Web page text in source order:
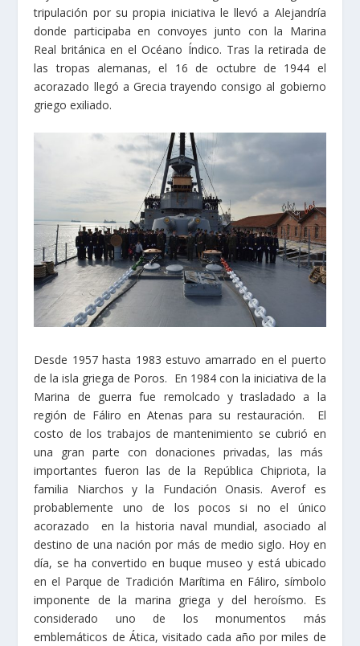
tripulación por su propia iniciativa le llevó a Alejandría
donde participaba en convoyes junto con la Marina
Real británica en el Océano Índico. Tras la retirada de
las tropas alemanas, el 16 de octubre de 1944 el
acorazado llegó a Grecia trayendo consigo al gobierno
griego exiliado.
Desde 1957 hasta 1983 estuvo amarrado en el puerto
de la isla griega de Poros. En 1984 con la iniciativa de la
Marina de guerra fue remolcado y trasladado a la
región de Fáliro en Atenas para su restauración. El
costo de los trabajos de mantenimiento se cubrió en
una gran parte con donaciones privadas, las más
importantes fueron las de la República Chipriota, la
familia Niarchos y la Fundación Onasis. Averof es
probablemente uno de los pocos si no el único
acorazado en la historia naval mundial, asociado al
destino de una nación por más de medio siglo. Hoy en
día, se ha convertido en buque museo y está ubicado
en el Parque de Tradición Marítima en Fáliro, símbolo
imponente de la marina griega y del heroísmo. Es
considerado uno de los monumentos más
emblemáticos de Ática, visitado cada año por miles de